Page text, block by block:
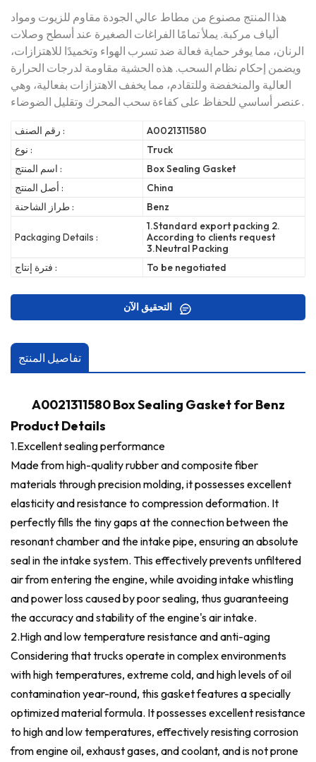
هذا المنتج مصنوع من مطاط عالي الجودة مقاوم للزيوت ومواد
ألياف مركبة. يملأ تمامًا الفراغات الصغيرة عند أسطح وصلات
الرنان، مما يوفر حماية فعالة ضد تسرب الهواء وتخميدًا للاهتزازات،
ويضمن إحكام نظام السحب. هذه الحشية مقاومة لدرجات الحرارة
العالية والمنخفضة وللتقادم، مما يخفف الاهتزازات بفعالية، وهي
عنصر أساسي للحفاظ على كفاءة سحب المحرك وتقليل الضوضاء.
رقم الصنف :
A0021311580
نوع :
Truck
اسم المنتج :
Box Sealing Gasket
أصل المنتج :
China
طراز الشاحنة :
Benz
Packaging Details :
1.Standard export packing 2.
According to clients request
3.Neutral Packing
فترة إنتاج :
To be negotiated
تفاصيل المنتج
A0021311580 Box Sealing Gasket for Benz
Product Details
1.Excellent sealing performance
Made from high-quality rubber and composite fiber
materials through precision molding, it possesses excellent
elasticity and resistance to compression deformation. It
perfectly fills the tiny gaps at the connection between the
resonant chamber and the intake pipe, ensuring an absolute
seal in the intake system. This effectively prevents unfiltered
air from entering the engine, while avoiding intake whistling
and power loss caused by poor sealing, thus guaranteeing
the accuracy and stability of the engine's air intake.
2.High and low temperature resistance and anti-aging
Considering that trucks operate in complex environments
with high temperatures, extreme cold, and high levels of oil
contamination year-round, this gasket features a specially
optimized material formula. It possesses excellent resistance
to high and low temperatures, effectively resisting corrosion
from engine oil, exhaust gases, and coolant, and is not prone